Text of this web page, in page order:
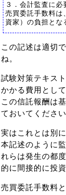
３．会計監査に
売買委託手数料は
資家）の負担とな
この記述は適切
ね。
試験対策テキス
かかる費用とし
この信託報酬は
ておいてください
実はこれとは別
本記述のように
れらは発生の都
的に間接的に投
売買委託手数料